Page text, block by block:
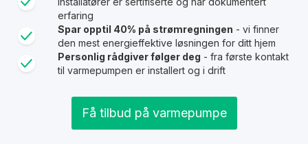
erfaring
Spar opptil 40% på strømregningen - vi finner
den mest energieffektive løsningen for ditt hjem
Personlig rådgiver følger deg - fra første kontakt
til varmepumpen er installert og i drift
Få tilbud på varmepumpe